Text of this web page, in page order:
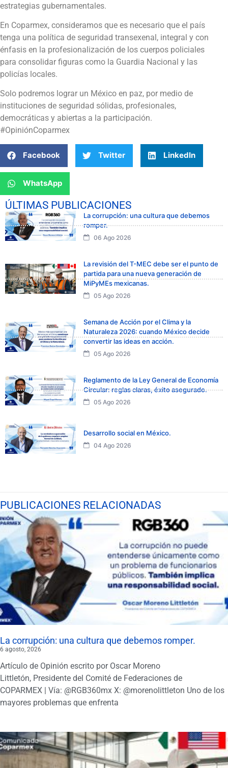
estrategias gubernamentales.
En Coparmex, consideramos que es necesario que el país
tenga una política de seguridad transexenal, integral y con
énfasis en la profesionalización de los cuerpos policiales
para consolidar figuras como la Guardia Nacional y las
policías locales.
Solo podremos lograr un México en paz, por medio de
instituciones de seguridad sólidas, profesionales,
democráticas y abiertas a la participación.
#OpiniónCoparmex
Facebook Twitter LinkedIn
WhatsApp
ÚLTIMAS PUBLICACIONES
La corrupción: una cultura que debemos
romper.
06 Ago 2026
La revisión del T-MEC debe ser el punto de
partida para una nueva generación de
MiPyMEs mexicanas.
05 Ago 2026
Semana de Acción por el Clima y la
Naturaleza 2026: cuando México decide
convertir las ideas en acción.
05 Ago 2026
Reglamento de la Ley General de Economía
Circular: reglas claras, éxito asegurado.
05 Ago 2026
Desarrollo social en México.
04 Ago 2026
PUBLICACIONES RELACIONADAS
La corrupción: una cultura que debemos romper.
6 agosto, 2026
Artículo de Opinión escrito por Oscar Moreno
Littletón, Presidente del Comité de Federaciones de
COPARMEX | Vía: @RGB360mx X: @morenolittleton Uno de los
mayores problemas que enfrenta